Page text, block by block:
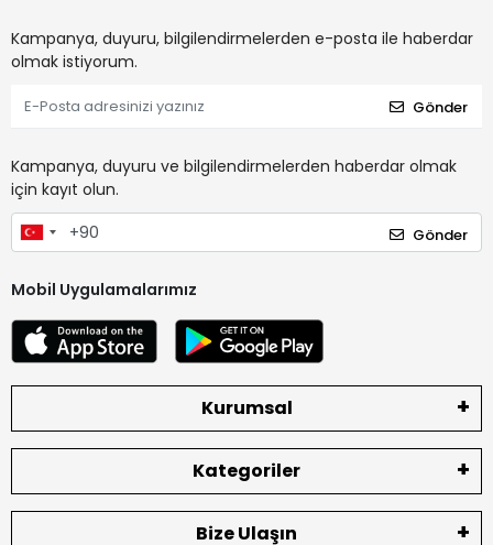
Kampanya, duyuru, bilgilendirmelerden e-posta ile haberdar
olmak istiyorum.
Gönder
Kampanya, duyuru ve bilgilendirmelerden haberdar olmak
için kayıt olun.
Gönder
Mobil Uygulamalarımız
Kurumsal
Kategoriler
Bize Ulaşın